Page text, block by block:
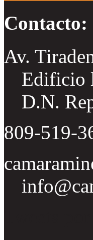
Contacto:
Av.
Edificio
D.N.
809-519-